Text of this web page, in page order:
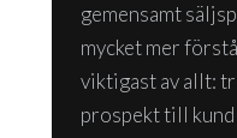
gemensamt
mycket mer
viktigast av allt:
prospekt till